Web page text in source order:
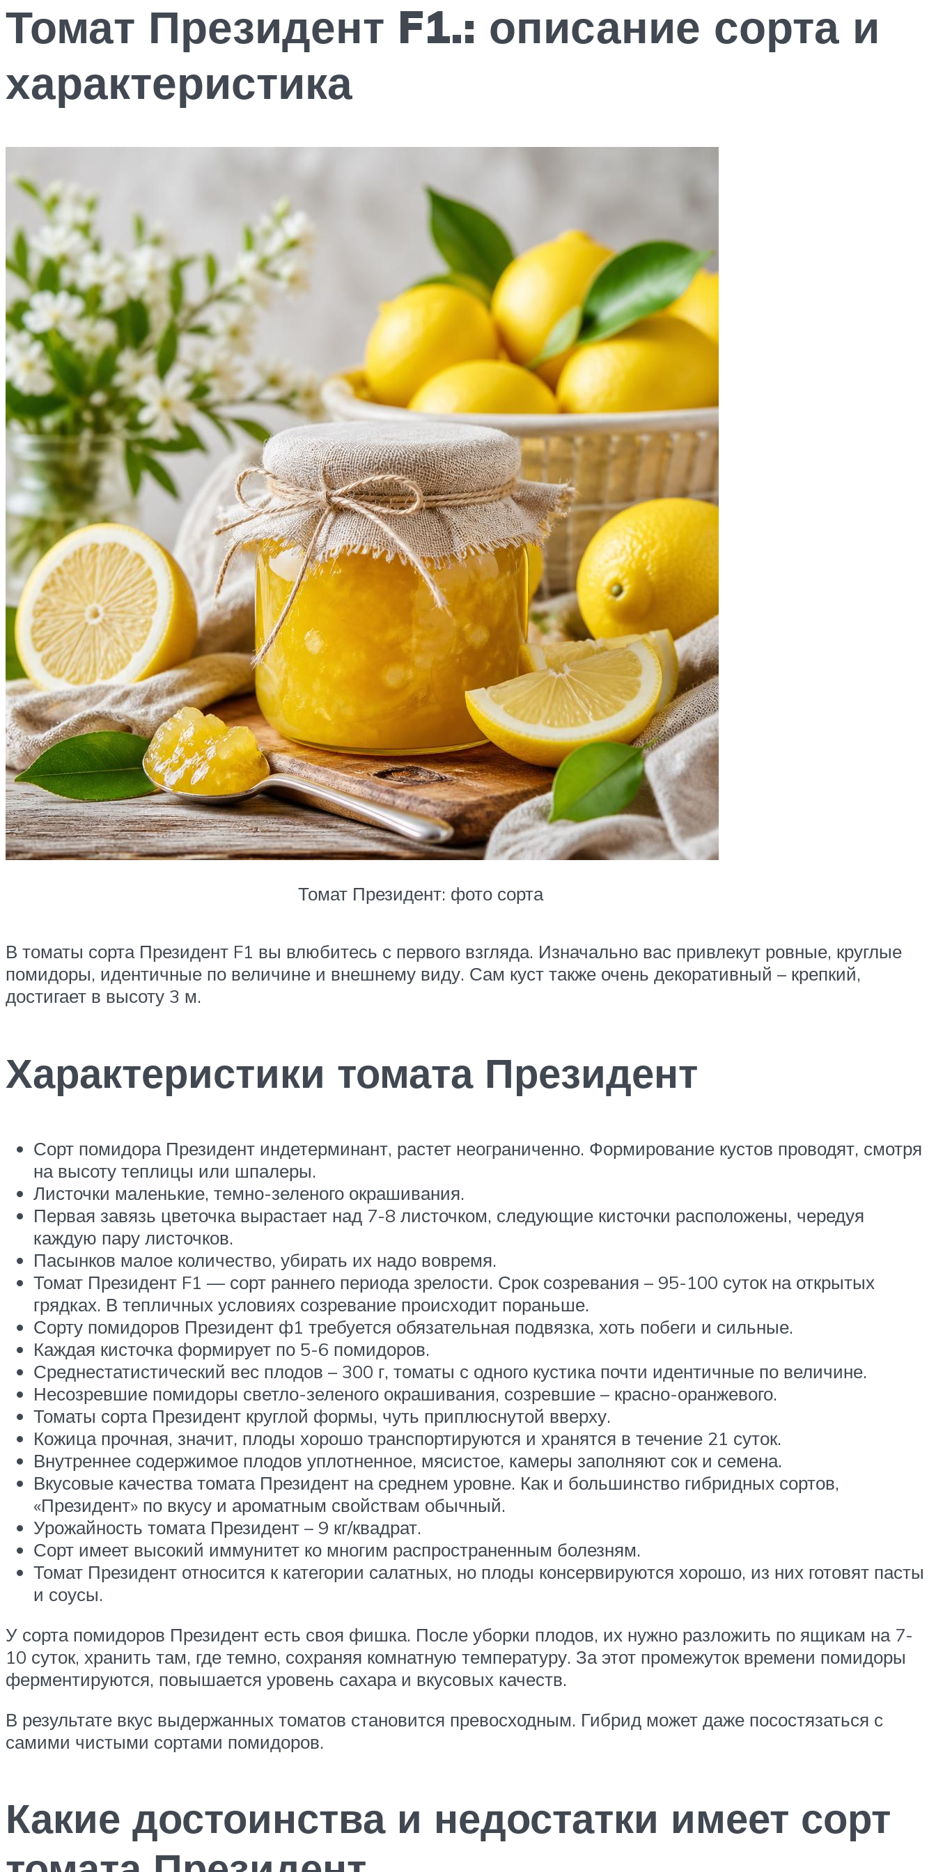
Томат Президент F1.: описание сорта и
характеристика
Томат Президент: фото сорта
В томаты сорта Президент F1 вы влюбитесь с первого взгляда. Изначально вас привлекут ровные, круглые
помидоры, идентичные по величине и внешнему виду. Сам куст также очень декоративный – крепкий,
достигает в высоту 3 м.
Характеристики томата Президент
Сорт помидора Президент индетерминант, растет неограниченно. Формирование кустов проводят, смотря
на высоту теплицы или шпалеры.
Листочки маленькие, темно-зеленого окрашивания.
Первая завязь цветочка вырастает над 7-8 листочком, следующие кисточки расположены, чередуя
каждую пару листочков.
Пасынков малое количество, убирать их надо вовремя.
Томат Президент F1 — сорт раннего периода зрелости. Срок созревания – 95-100 суток на открытых
грядках. В тепличных условиях созревание происходит пораньше.
Сорту помидоров Президент ф1 требуется обязательная подвязка, хоть побеги и сильные.
Каждая кисточка формирует по 5-6 помидоров.
Среднестатистический вес плодов – 300 г, томаты с одного кустика почти идентичные по величине.
Несозревшие помидоры светло-зеленого окрашивания, созревшие – красно-оранжевого.
Томаты сорта Президент круглой формы, чуть приплюснутой вверху.
Кожица прочная, значит, плоды хорошо транспортируются и хранятся в течение 21 суток.
Внутреннее содержимое плодов уплотненное, мясистое, камеры заполняют сок и семена.
Вкусовые качества томата Президент на среднем уровне. Как и большинство гибридных сортов,
«Президент» по вкусу и ароматным свойствам обычный.
Урожайность томата Президент – 9 кг/квадрат.
Сорт имеет высокий иммунитет ко многим распространенным болезням.
Томат Президент относится к категории салатных, но плоды консервируются хорошо, из них готовят пасты
и соусы.
У сорта помидоров Президент есть своя фишка. После уборки плодов, их нужно разложить по ящикам на 7-
10 суток, хранить там, где темно, сохраняя комнатную температуру. За этот промежуток времени помидоры
ферментируются, повышается уровень сахара и вкусовых качеств.
В результате вкус выдержанных томатов становится превосходным. Гибрид может даже посостязаться с
самими чистыми сортами помидоров.
Какие достоинства и недостатки имеет сорт